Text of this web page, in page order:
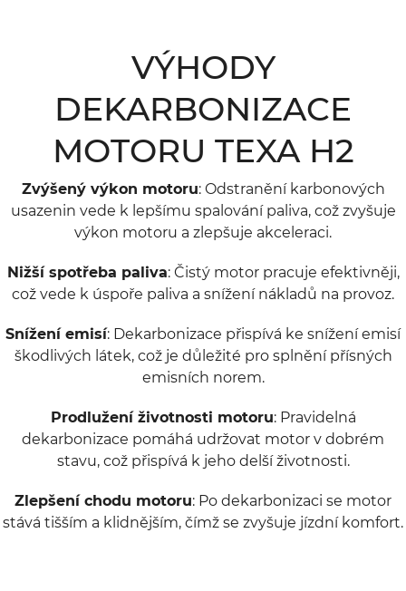
VÝHODY
DEKARBONIZACE
MOTORU TEXA H2
Zvýšený výkon motoru: Odstranění karbonových
usazenin vede k lepšímu spalování paliva, což zvyšuje
výkon motoru a zlepšuje akceleraci.
Nižší spotřeba paliva: Čistý motor pracuje efektivněji,
což vede k úspoře paliva a snížení nákladů na provoz.
Snížení emisí: Dekarbonizace přispívá ke snížení emisí
škodlivých látek, což je důležité pro splnění přísných
emisních norem.
Prodlužení životnosti motoru: Pravidelná
dekarbonizace pomáhá udržovat motor v dobrém
stavu, což přispívá k jeho delší životnosti.
Zlepšení chodu motoru: Po dekarbonizaci se motor
stává tišším a klidnějším, čímž se zvyšuje jízdní komfort.